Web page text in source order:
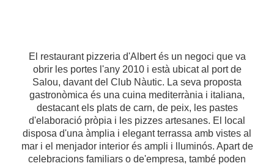
El restaurant pizzeria d'Albert és un negoci que va
obrir les portes l'any 2010 i està ubicat al port de
Salou, davant del Club Nàutic. La seva proposta
gastronòmica és una cuina mediterrània i italiana,
destacant els plats de carn, de peix, les pastes
d'elaboració pròpia i les pizzes artesanes. El local
disposa d'una àmplia i elegant terrassa amb vistes al
mar i el menjador interior és ampli i lluminós. Apart de
celebracions familiars o de'empresa, també poden